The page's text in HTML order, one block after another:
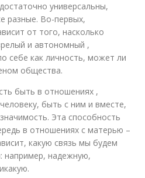
универсальны,
разные. Во-первых,
от того, насколько
и автономный ,
себе как личность, может ли
общества.
быть в отношениях ,
быть с ним и вместе,
Эта способность
в отношениях с матерью –
какую связь мы будем
например, надежную,